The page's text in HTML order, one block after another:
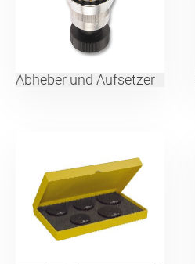
Abheber und Aufsetzer